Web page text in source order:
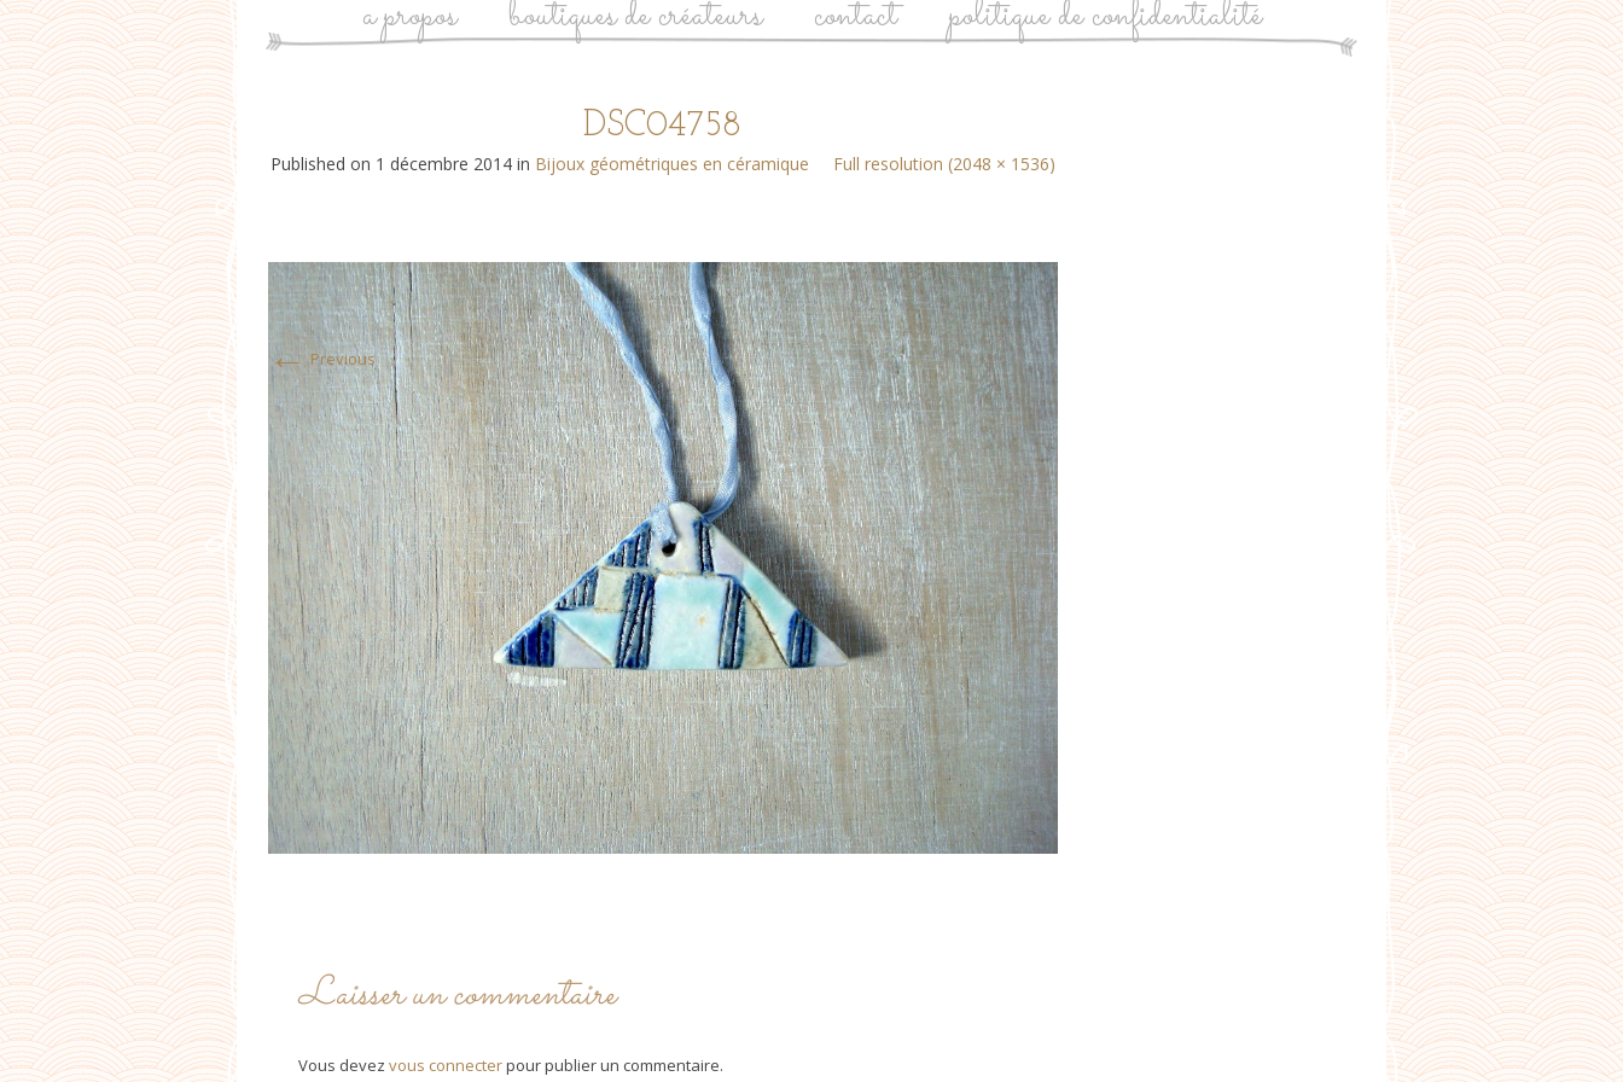
a propos boutiques de créateurs contact politique de confidentialité
DSC04758
Published on 1 décembre 2014in Bijoux géométriques en céramique Full resolution (2048 × 1536)
← Previous
Laisser un commentaire
Vous devez vous connecterpour publier un commentaire.